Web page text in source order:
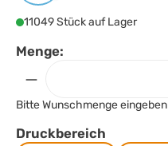
11049 Stück auf Lager
Menge:
Bitte Wunschmenge eingeben
Druckbereich